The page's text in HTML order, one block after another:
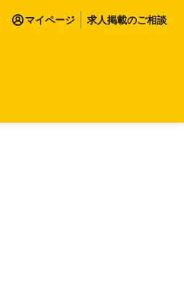
マイページ 求人掲載のご相談